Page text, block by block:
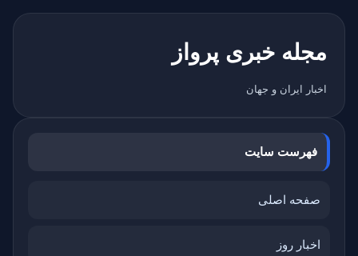
مجله خبری پرواز
اخبار ایران و جهان
فهرست سایت
صفحه اصلی
اخبار روز